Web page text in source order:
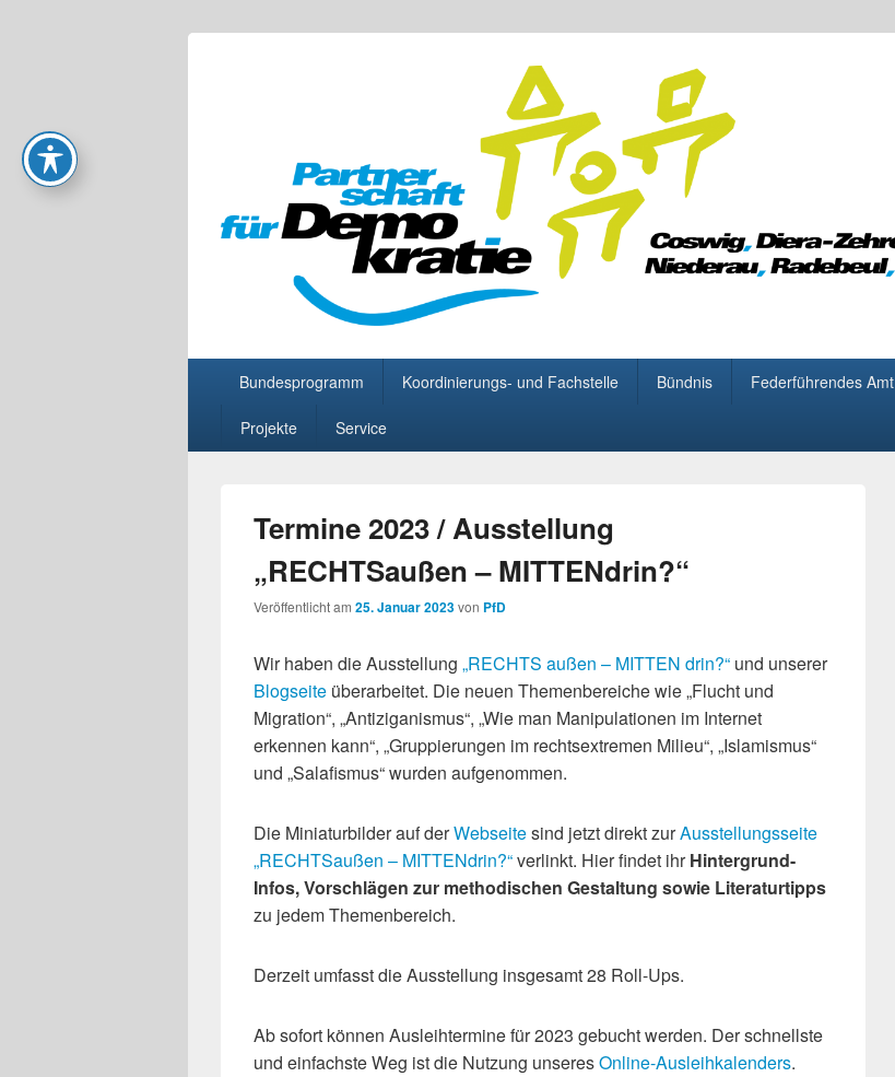
Partnerschaft für Demokratie
Bundesprogramm Koordinierungs- und Fachstelle Bündnis Federführendes Amt
Projekte Service
Termine 2023 / Ausstellung
„RECHTSaußen – MITTENdrin?“
Veröffentlicht am 25. Januar 2023von PfD
Wir haben die Ausstellung „RECHTS außen – MITTEN drin?“ und unserer
Blogseite überarbeitet. Die neuen Themenbereiche wie „Flucht und
Migration“, „Antiziganismus“, „Wie man Manipulationen im Internet
erkennen kann“, „Gruppierungen im rechtsextremen Milieu“, „Islamismus“
und „Salafismus“ wurden aufgenommen.
Die Miniaturbilder auf derWebseitesind jetzt direkt zurAusstellungsseite
„RECHTSaußen – MITTENdrin?“verlinkt. Hier findet ihrHintergrund-
Infos, Vorschlägen zur methodischen Gestaltung sowie Literaturtipps
zu jedem Themenbereich.
Derzeit umfasst die Ausstellung insgesamt 28 Roll-Ups.
Ab sofort können Ausleihtermine für 2023 gebucht werden. Der schnellste
und einfachste Weg ist die Nutzung unseresOnline-Ausleihkalenders.